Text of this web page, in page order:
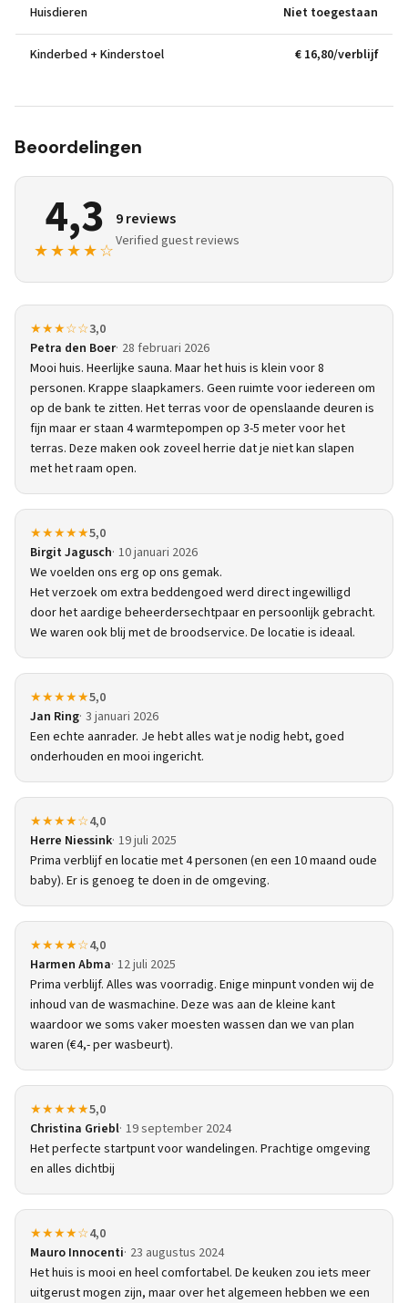
Huisdieren Niet toegestaan
Kinderbed + Kinderstoel € 16,80/verblijf
Beoordelingen
4,3
★★★★☆
9 reviews
Verified guest reviews
★★★☆☆3,0
Petra den Boer 28 februari 2026
Mooi huis. Heerlijke sauna. Maar het huis is klein voor 8
personen. Krappe slaapkamers. Geen ruimte voor iedereen om
op de bank te zitten. Het terras voor de openslaande deuren is
fijn maar er staan 4 warmtepompen op 3-5 meter voor het
terras. Deze maken ook zoveel herrie dat je niet kan slapen
met het raam open.
★★★★★5,0
Birgit Jagusch 10 januari 2026
We voelden ons erg op ons gemak.
Het verzoek om extra beddengoed werd direct ingewilligd
door het aardige beheerdersechtpaar en persoonlijk gebracht.
We waren ook blij met de broodservice. De locatie is ideaal.
★★★★★5,0
Jan Ring 3 januari 2026
Een echte aanrader. Je hebt alles wat je nodig hebt, goed
onderhouden en mooi ingericht.
★★★★☆4,0
Herre Niessink 19 juli 2025
Prima verblijf en locatie met 4 personen (en een 10 maand oude
baby). Er is genoeg te doen in de omgeving.
★★★★☆4,0
Harmen Abma 12 juli 2025
Prima verblijf. Alles was voorradig. Enige minpunt vonden wij de
inhoud van de wasmachine. Deze was aan de kleine kant
waardoor we soms vaker moesten wassen dan we van plan
waren (€4,- per wasbeurt).
★★★★★5,0
Christina Griebl 19 september 2024
Het perfecte startpunt voor wandelingen. Prachtige omgeving
en alles dichtbij
★★★★☆4,0
Mauro Innocenti 23 augustus 2024
Het huis is mooi en heel comfortabel. De keuken zou iets meer
uitgerust mogen zijn, maar over het algemeen hebben we een